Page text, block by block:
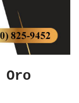
Oro